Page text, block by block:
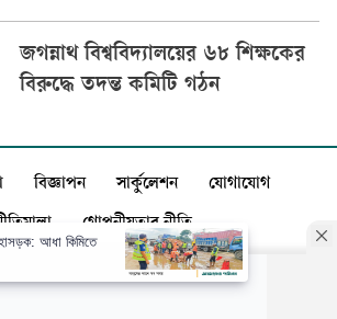
জগন্নাথ বিশ্ববিদ্যালয়ের ৬৮ শিক্ষকের
বিরুদ্ধে তদন্ত কমিটি গঠন
বিজ্ঞাপন সার্কুলেশন যোগাযোগ
গোপনীয়তার নীতি
আধা কিমিতে